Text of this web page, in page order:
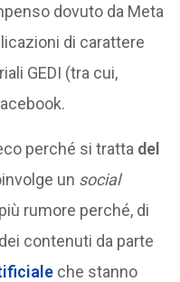
dovuto da Meta
di carattere
GEDI (tra cui,
perché si tratta del
un social
rumore perché, di
contenuti da parte
che stanno